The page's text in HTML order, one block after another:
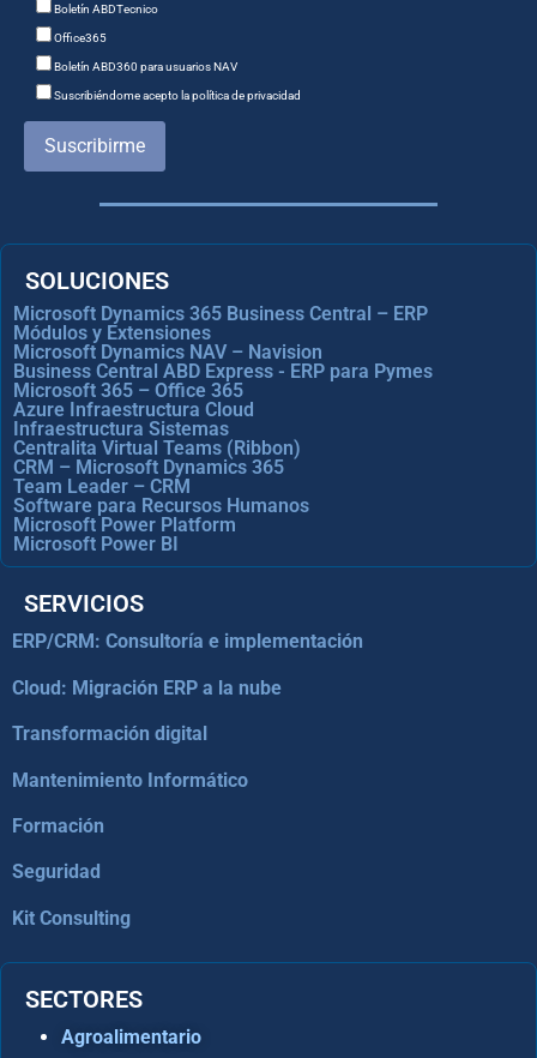
Boletín ABDTecnico
Office365
Boletín ABD360 para usuarios NAV
Suscribiéndome acepto la política de privacidad
Suscribirme
SOLUCIONES
Microsoft Dynamics 365 Business Central – ERP
Módulos y Extensiones
Microsoft Dynamics NAV – Navision
Business Central ABD Express - ERP para Pymes
Microsoft 365 – Office 365
Azure Infraestructura Cloud
Infraestructura Sistemas
Centralita Virtual Teams (Ribbon)
CRM – Microsoft Dynamics 365
Team Leader – CRM
Software para Recursos Humanos
Microsoft Power Platform
Microsoft Power BI
SERVICIOS
ERP/CRM: Consultoría e implementación
Cloud: Migración ERP a la nube
Transformación digital
Mantenimiento Informático
Formación
Seguridad
Kit Consulting
SECTORES
Agroalimentario